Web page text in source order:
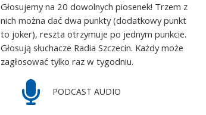
Głosujemy na 20 dowolnych piosenek! Trzem z
nich można dać dwa punkty (dodatkowy punkt
to joker), reszta otrzymuje po jednym punkcie.
Głosują słuchacze Radia Szczecin. Każdy może
zagłosować tylko raz w tygodniu.
PODCAST AUDIO